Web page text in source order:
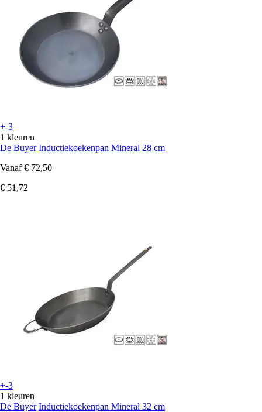
+-3
1 kleuren
De Buyer Inductiekoekenpan Mineral 28 cm
Vanaf € 72,50
€ 51,72
+-3
1 kleuren
De Buyer Inductiekoekenpan Mineral 32 cm